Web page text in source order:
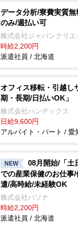
データ分析/寮費実質
のみ/週払い可
株式会社ジャパンクリ
時給2,200円
派遣社員 / 北海道
オフィス移転・引越し
期・長期/日払いOK」
株式会社ハンデックス
日給9,600円
アルバイト・パート / 愛
NEW
08月開始/「土
での産業保健のお仕事
遣/高時給/未経験OK
株式会社パソナ
時給2,200円
派遣社員 / 北海道